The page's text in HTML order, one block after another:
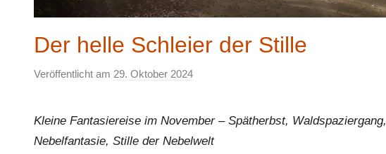
Der helle Schleier der Stille
Veröffentlicht am 29. Oktober 2024
E
l
Kleine Fantasiereise im November – Spätherbst, Waldspaziergang,
Nebelfantasie, Stille der Nebelwelt